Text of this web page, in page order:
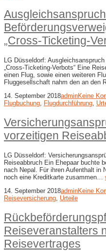
„Cross-​Ticketing-​
LG Düsseldorf:
„Cross-​Ticketing-​Verbots“ Eine
einen Flug, sowie einen weiteren
Fluggesellschaft nahm den an den
14. September 2018adminKeine
Flugbuchung
Flugdurchführung
vorzeitigen
LG Düsseldorf:
Reiseabbruch Ein Ehepaar buchte
nach Nepal. Für ihren Aufenthalt in
noch eine Kreditkarte zusammen…
14. September 2018adminKeine
Reiseversicherung, Urteile
Reiseveranstalters
Reisevertrages